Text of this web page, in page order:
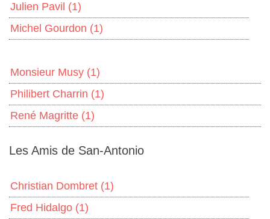
Julien Pavil (1)
Michel Gourdon (1)
Monsieur Musy (1)
Philibert Charrin (1)
René Magritte (1)
Les Amis de San-Antonio
Christian Dombret (1)
Fred Hidalgo (1)